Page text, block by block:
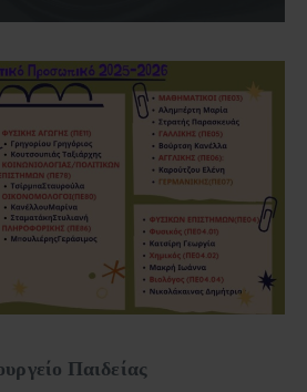
Παιδείας